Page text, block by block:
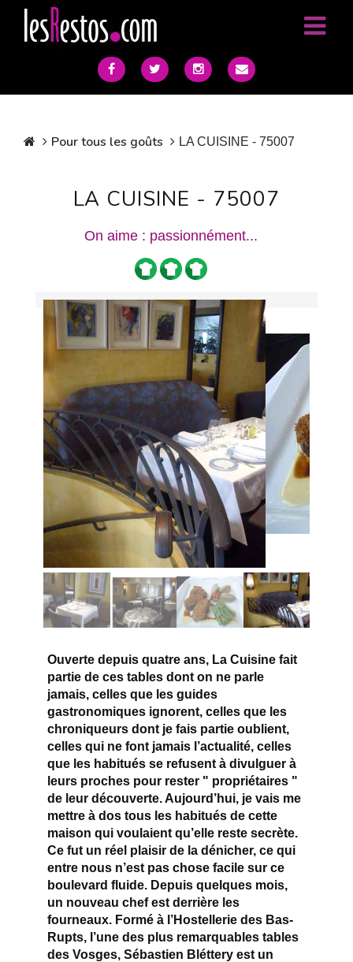
Pour tous les goûts LA CUISINE - 75007
LA CUISINE - 75007
On aime : passionnément...
Ouverte depuis quatre ans, La Cuisine fait
partie de ces tables dont on ne parle
jamais, celles que les guides
gastronomiques ignorent, celles que les
chroniqueurs dont je fais partie oublient,
celles qui ne font jamais l’actualité, celles
que les habitués se refusent à divulguer à
leurs proches pour rester " propriétaires "
de leur découverte. Aujourd’hui, je vais me
mettre à dos tous les habitués de cette
maison qui voulaient qu’elle reste secrète.
Ce fut un réel plaisir de la dénicher, ce qui
entre nous n’est pas chose facile sur ce
boulevard fluide. Depuis quelques mois,
un nouveau chef est derrière les
fourneaux. Formé à l’Hostellerie des Bas-
Rupts, l’une des plus remarquables tables
des Vosges, Sébastien Bléttery est un